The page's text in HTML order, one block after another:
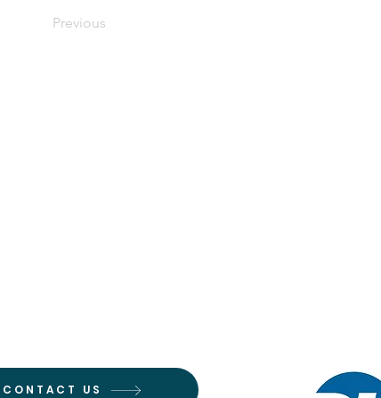
Previous
CONTACT US